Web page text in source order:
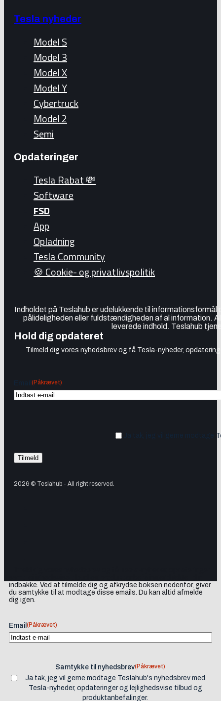
Tesla nyheder
Model S
Model 3
Model X
Model Y
Cybertruck
Model 2
Semi
Opdateringer
Tesla Rabat 💸
Software
FSD
App
Opladning
Tesla Community
🍪 Cookie- og privatlivspolitik
Indholdet på Teslahub er udelukkende til
pålideligheden eller fuldstændigheden af al information.
leverede indhold. Teslahub
Hold dig opdateret
Tilmeld dig vores nyhedsbrev og få Tesla-nyheder,
(Påkrævet)
Ja tak, jeg vil gerne modtage
2026 © Teslahub - All right reserved.
indbakke. Ved at tilmelde dig og afkrydse boksen nedenfor, giver
du samtykke til at modtage disse emails. Du kan altid afmelde
dig igen.
Email (Påkrævet)
Samtykke til nyhedsbrev(Påkrævet)
Ja tak, jeg vil gerne modtage Teslahub's nyhedsbrev med
Tesla-nyheder, opdateringer og lejlighedsvise tilbud og
produktanbefalinger.